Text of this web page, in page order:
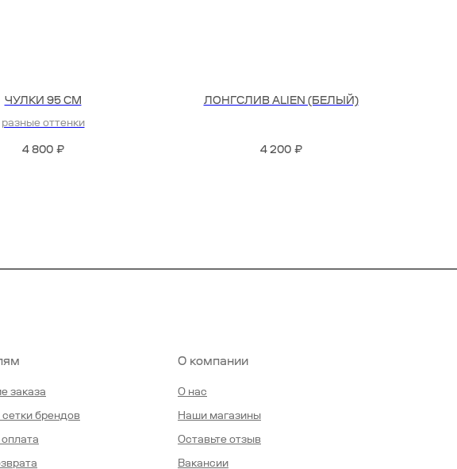
ЧУЛКИ 95 СМ
разные оттенки
4 800 ₽
ЛОНГСЛИВ ALIEN (БЕЛЫЙ)
4 200 ₽
заказа
брендов
О нас
Наши магазины
Оставьте отзыв
Вакансии
О компании